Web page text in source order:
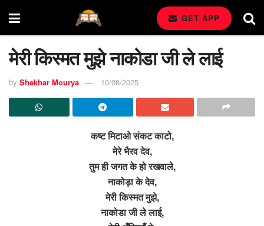
GET APP
मेरी किस्मत मुझे नाकोडा जी ले लाई
by Shekhar Mourya 10/08/2025
कष्ट मिटाओ संकट काटो,
मेरे भैरव देव,
तुम ही जगत के हो रखवाले,
नाकोड़ा के देव,
मेरी किस्मत मुझे,
नाकोडा जी ले लाई,